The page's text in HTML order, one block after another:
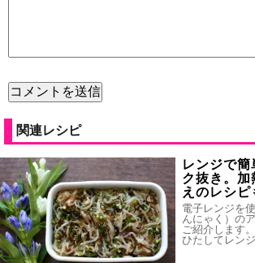
関連レシピ
レンジで
ク抜き。加
えのレシピ
電子レンジを
んにゃく）の
ご紹介します
ひたしてレン